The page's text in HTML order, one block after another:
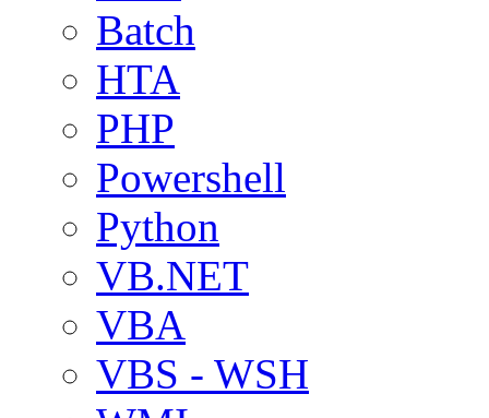
Batch
HTA
PHP
Powershell
Python
VB.NET
VBA
VBS - WSH